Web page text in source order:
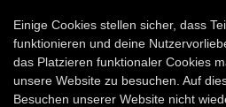
Einige Cookies stellen sicher, dass
funktionieren und deine
das Platzieren funktionaler Cookies
unsere Website zu besuchen. Auf
Besuchen unserer Website nicht